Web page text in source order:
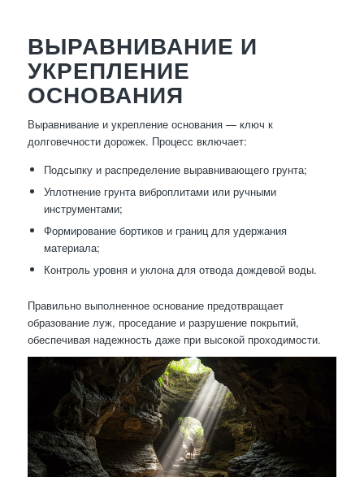
ВЫРАВНИВАНИЕ И
УКРЕПЛЕНИЕ
ОСНОВАНИЯ
Выравнивание и укрепление основания — ключ к
долговечности дорожек. Процесс включает:
Подсыпку и распределение выравнивающего грунта;
Уплотнение грунта виброплитами или ручными
инструментами;
Формирование бортиков и границ для удержания
материала;
Контроль уровня и уклона для отвода дождевой воды.
Правильно выполненное основание предотвращает
образование луж, проседание и разрушение покрытий,
обеспечивая надежность даже при высокой проходимости.